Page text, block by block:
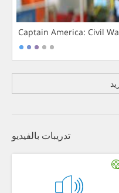
Captain America: Civil
تدريبات بالفيديو